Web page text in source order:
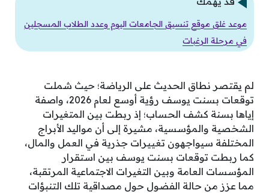
موعد غلق موقع تنسيق الجامعات اليوم وعدد الطلاب المسجلين
في مرحلة الرغبات
لم يقتصر نطاق الحديث على الرياضة؛ حيث شملت
توقعات بسنت يوسف رؤية أوسع لعام 2026، واصفة
إياها بسنة كشف الحساب؛ إذ ربطت بين المتغيرات
الشخصية والمؤسسية، مشيرة إلى أن مواليد الأبراج
المختلفة سيواجهون تغييرات جذرية في العمل والمال،
كما ربطت توقعات بسنت يوسف بين استقرار
المؤسسات العامة وبين التغيرات الاجتماعية المرتقبة،
مما عزز من حالة الفضول حول مصداقية تلك التنبؤات